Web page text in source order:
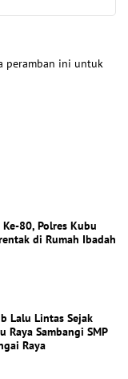
peramban ini untuk
80, Polres Kubu
di Rumah Ibadah
Lalu Lintas Sejak
Raya Sambangi SMP
Raya